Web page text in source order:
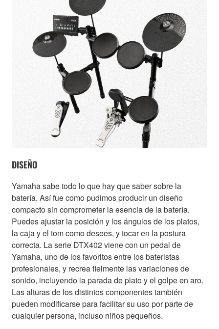
DISEÑO
Yamaha sabe todo lo que hay que saber sobre la
batería. Así fue como pudimos producir un diseño
compacto sin comprometer la esencia de la batería.
Puedes ajustar la posición y los ángulos de los platos,
la caja y el tom como desees, y tocar en la postura
correcta. La serie DTX402 viene con un pedal de
Yamaha, uno de los favoritos entre los bateristas
profesionales, y recrea fielmente las variaciones de
sonido, incluyendo la parada de plato y el golpe en aro.
Las alturas de los distintos componentes también
pueden modificarse para facilitar su uso por parte de
cualquier persona, incluso niños pequeños.